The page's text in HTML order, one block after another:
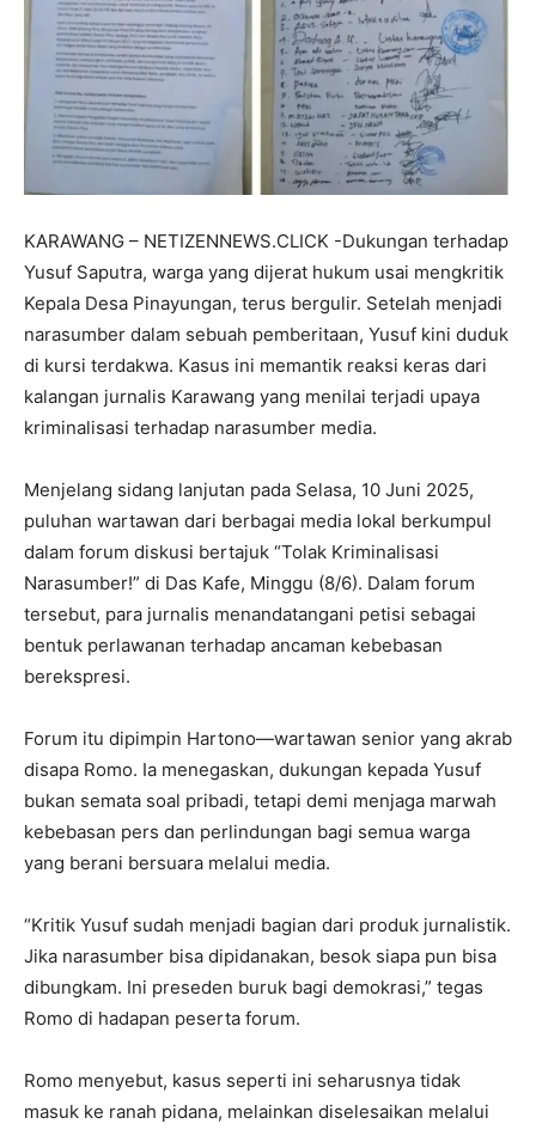
KARAWANG – NETIZENNEWS.CLICK -Dukungan terhadap
Yusuf Saputra, warga yang dijerat hukum usai mengkritik
Kepala Desa Pinayungan, terus bergulir. Setelah menjadi
narasumber dalam sebuah pemberitaan, Yusuf kini duduk
di kursi terdakwa. Kasus ini memantik reaksi keras dari
kalangan jurnalis Karawang yang menilai terjadi upaya
kriminalisasi terhadap narasumber media.
Menjelang sidang lanjutan pada Selasa, 10 Juni 2025,
puluhan wartawan dari berbagai media lokal berkumpul
dalam forum diskusi bertajuk “Tolak Kriminalisasi
Narasumber!” di Das Kafe, Minggu (8/6). Dalam forum
tersebut, para jurnalis menandatangani petisi sebagai
bentuk perlawanan terhadap ancaman kebebasan
berekspresi.
Forum itu dipimpin Hartono—wartawan senior yang akrab
disapa Romo. Ia menegaskan, dukungan kepada Yusuf
bukan semata soal pribadi, tetapi demi menjaga marwah
kebebasan pers dan perlindungan bagi semua warga
yang berani bersuara melalui media.
“Kritik Yusuf sudah menjadi bagian dari produk jurnalistik.
Jika narasumber bisa dipidanakan, besok siapa pun bisa
dibungkam. Ini preseden buruk bagi demokrasi,” tegas
Romo di hadapan peserta forum.
Romo menyebut, kasus seperti ini seharusnya tidak
masuk ke ranah pidana, melainkan diselesaikan melalui